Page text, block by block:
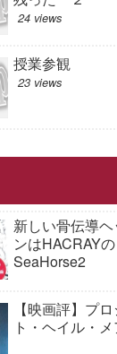
24 views
授業参観
23 views
新しい骨伝導
ンはHACRAYの
SeaHorse2
【映画評】プ
ト・ヘイル・